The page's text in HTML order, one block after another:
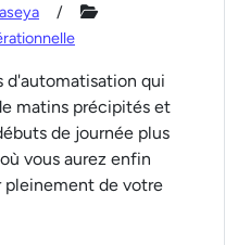
d'automatisation qui
matins précipités et
de journée plus
vous aurez enfin
pleinement de votre